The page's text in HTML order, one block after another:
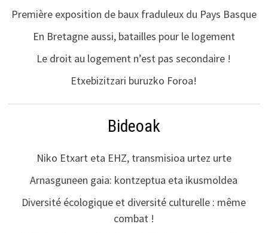
Première exposition de baux fraduleux du Pays Basque
En Bretagne aussi, batailles pour le logement
Le droit au logement n’est pas secondaire !
Etxebizitzari buruzko Foroa!
Bideoak
Niko Etxart eta EHZ, transmisioa urtez urte
Arnasguneen gaia: kontzeptua eta ikusmoldea
Diversité écologique et diversité culturelle : même
combat !